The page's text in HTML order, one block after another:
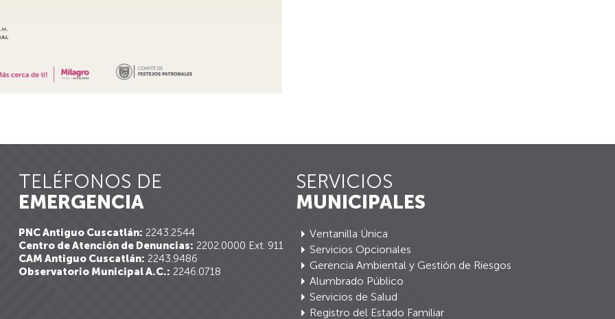
TELÉFONOS DE
EMERGENCIA
PNC Antiguo Cuscatlán: 2243.2544
Centro de Atención de Denuncias: 2202.0000 Ext. 911
CAM Antiguo Cuscatlán: 2243.9486
Observatorio Municipal A.C.: 2246.0718
SERVICIOS
MUNICIPALES
Ventanilla Única
Servicios Opcionales
Gerencia Ambiental y Gestión de Riesgos
Alumbrado Público
Servicios de Salud
Registro del Estado Familiar